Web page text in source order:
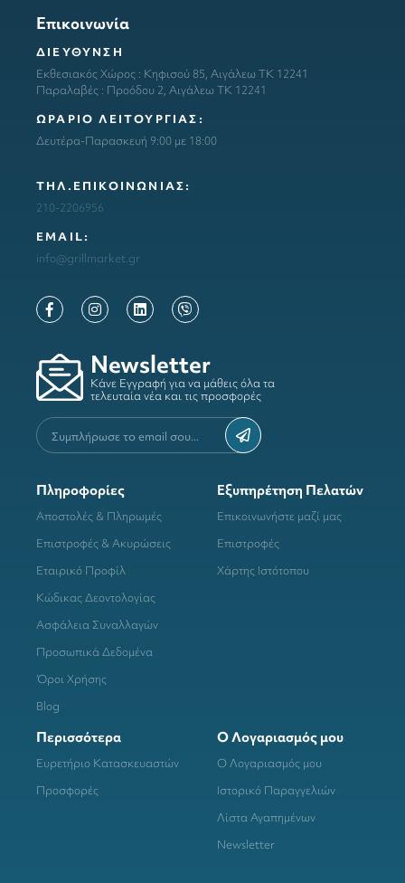
Επικοινωνία
ΔΙΕΥΘΥΝΣΗ
Εκθεσιακός Χώρος : Κηφισού 85, Αιγάλεω ΤΚ 12241
Παραλαβές : Προόδου 2, Αιγάλεω ΤΚ 12241
ΩΡΑΡΙΟ ΛΕΙΤΟΥΡΓΙΑΣ:
Δευτέρα-Παρασκευή 9:00 με 18:00
ΤΗΛ.ΕΠΙΚΟΙΝΩΝΙΑΣ:
210-2206956
ΕΜΑΙL:
info@grillmarket.gr
Newsletter
Κάνε Εγγραφή για να μάθεις όλα τα
τελευταία νέα και τις προσφορές
Πληροφορίες
Αποστολές & Πληρωμές
Επιστροφές & Ακυρώσεις
Εταιρικό Προφίλ
Κώδικας Δεοντολογίας
Ασφάλεια Συναλλαγών
Προσωπικά Δεδομένα
Όροι Χρήσης
Blog
Εξυπηρέτηση Πελατών
Επικοινωνήστε μαζί μας
Επιστροφές
Χάρτης Ιστότοπου
Περισσότερα
Ευρετήριο Κατασκευαστών
Προσφορές
Ο Λογαριασμός μου
Ο Λογαριασμός μου
Ιστορικό Παραγγελιών
Λίστα Αγαπημένων
Newsletter